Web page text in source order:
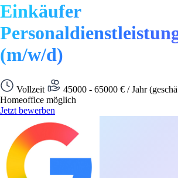
Einkäufer
(m/w/d)
Vollzeit 45000 - 65000 € / Jahr
Homeoffice möglich
Jetzt bewerben